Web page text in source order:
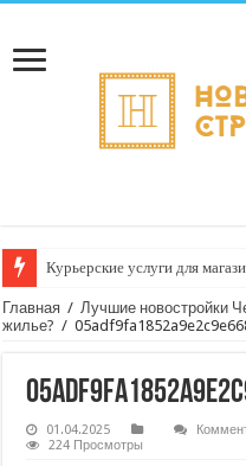
Курьерские услуги для
Главная / Лучшие новостройки
жилье? /
01.04.2025
224 Просмотры